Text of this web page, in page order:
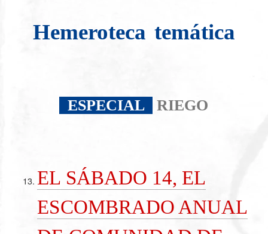
Hemeroteca temática
ESPECIAL RIEGO
EL SÁBADO 14, EL
ESCOMBRADO ANUAL